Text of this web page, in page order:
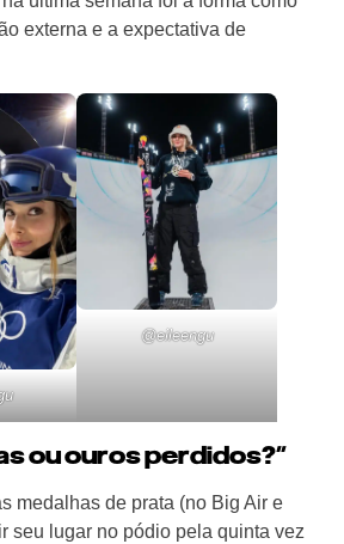
externa e a expectativa de
@eileengu
ou ouros perdidos?”
medalhas de prata (no Big Air e
seu lugar no pódio pela quinta vez